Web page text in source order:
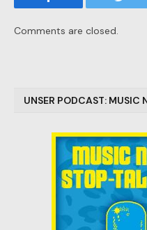
Comments are closed.
UNSER PODCAST: MUSIC